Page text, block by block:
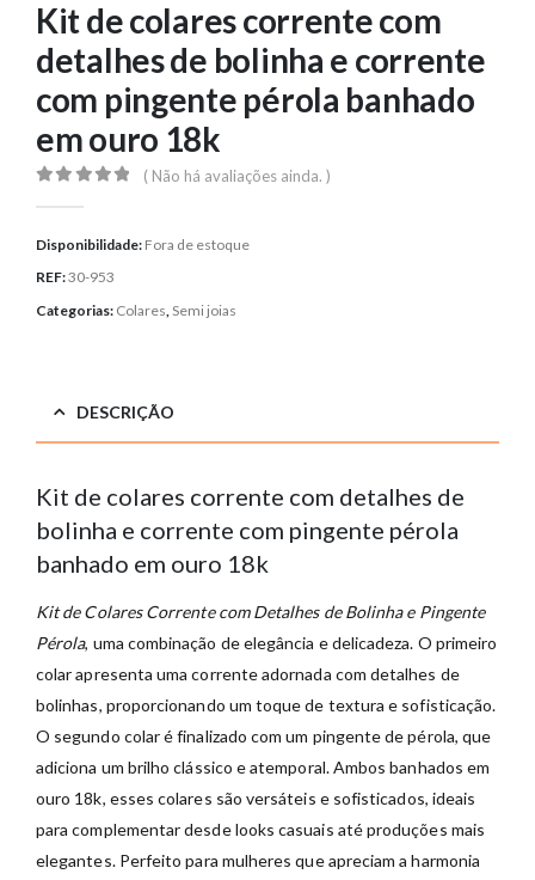
Kit de colares corrente com
detalhes de bolinha e corrente
com pingente pérola banhado
em ouro 18k
( Não há avaliações ainda. )
Disponibilidade: Fora de estoque
REF:30-953
Categorias: Colares,Semi joias
DESCRIÇÃO
Kit de colares corrente com detalhes de
bolinha e corrente com pingente pérola
banhado em ouro 18k
Kit de Colares Corrente com Detalhes de Bolinha e Pingente
Pérola, uma combinação de elegância e delicadeza. O primeiro
colar apresenta uma corrente adornada com detalhes de
bolinhas, proporcionando um toque de textura e sofisticação.
O segundo colar é finalizado com um pingente de pérola, que
adiciona um brilho clássico e atemporal. Ambos banhados em
ouro 18k, esses colares são versáteis e sofisticados, ideais
para complementar desde looks casuais até produções mais
elegantes. Perfeito para mulheres que apreciam a harmonia